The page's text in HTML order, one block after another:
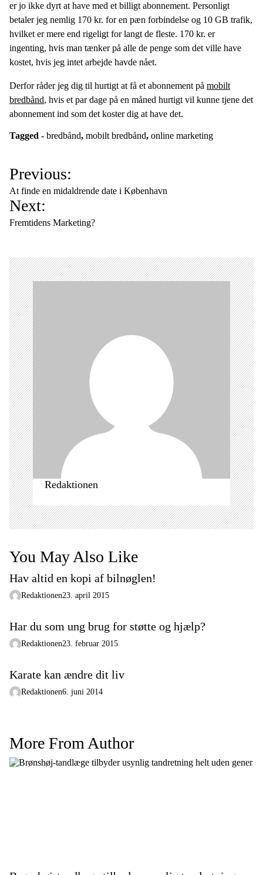
er jo ikke dyrt at have med et billigt abonnement. Personligt
betaler jeg nemlig 170 kr. for en pæn forbindelse og 10 GB trafik,
hvilket er mere end rigeligt for langt de fleste. 170 kr. er
ingenting, hvis man tænker på alle de penge som det ville have
kostet, hvis jeg intet arbejde havde nået.
Derfor råder jeg dig til hurtigt at få et abonnement på mobilt
bredbånd, hvis et par dage på en måned hurtigt vil kunne tjene det
abonnement ind som det koster dig at have det.
Tagged - bredbånd, mobilt bredbånd, online marketing
I
n
d
l
s
n
a
v
i
g
a
t
i
o
n
Previous:
At finde en midaldrende date i København
Next:
Fremtidens Marketing?
Redaktionen
You May Also Like
Hav altid en kopi af bilnøglen!
Redaktionen23. april 2015
Har du som ung brug for støtte og hjælp?
Redaktionen23. februar 2015
Karate kan ændre dit liv
Redaktionen6. juni 2014
More From Author